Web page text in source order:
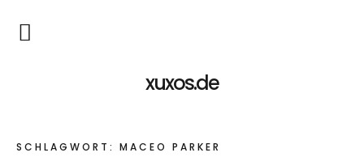
xuxos.de
Sylt
SCHLAGWORT: MACEO PARKER